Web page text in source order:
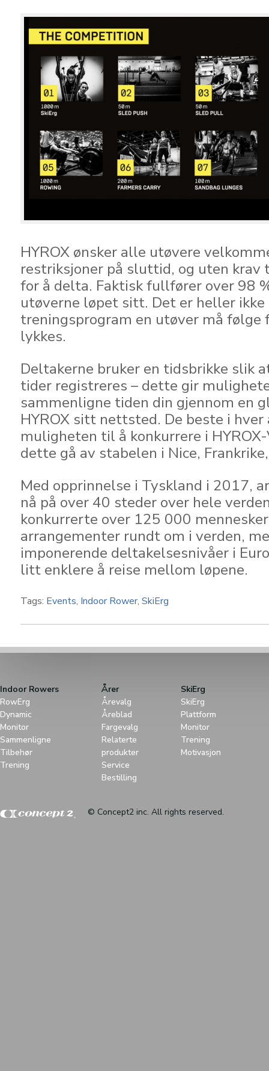
HYROX ønsker alle utøvere
restriksjoner på sluttid, og uten krav
for å delta. Faktisk fullfører over 98
utøverne løpet sitt. Det er heller
treningsprogram en utøver må følge
lykkes.
Deltakerne bruker en tidsbrikke slik
tider registreres – dette gir
sammenligne tiden din gjennom en
HYROX sitt nettsted. De beste i
muligheten til å konkurrere i
dette gå av stabelen i Nice,
Med opprinnelse i Tyskland i 2017,
nå på over 40 steder over hele
konkurrerte over 125 000
arrangementer rundt om i verden,
imponerende deltakelsesnivåer i
litt enklere å reise mellom løpene.
Tags: Events, Indoor Rower, SkiErg
Indoor Rowers
RowErg
Dynamic
Monitor
Sammenligne
Tilbehør
Trening
Årer
Årevalg
Åreblad
Fargevalg
Relaterte
produkter
Service
Bestilling
SkiErg
SkiErg
Plattform
Monitor
Trening
Motivasjon
© Concept2 inc. All rights reserved.